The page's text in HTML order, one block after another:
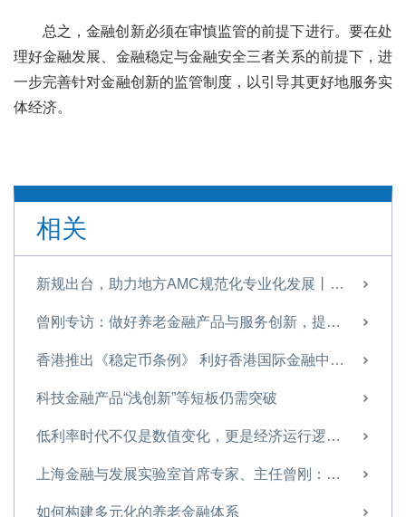
总之，金融创新必须在审慎监管的前提下进行。要在处
理好金融发展、金融稳定与金融安全三者关系的前提下，进
一步完善针对金融创新的监管制度，以引导其更好地服务实
体经济。
相关
新规出台，助力地方AMC规范化专业化发展丨曾刚专栏
曾刚专访：做好养老金融产品与服务创新，提升国民养老意识与养老储备
香港推出《稳定币条例》 利好香港国际金融中心建设
科技金融产品“浅创新”等短板仍需突破
低利率时代不仅是数值变化，更是经济运行逻辑的转变
上海金融与发展实验室首席专家、主任曾刚：聚焦培养新动能，以科技创新服务壮大耐心资本
如何构建多元化的养老金融体系